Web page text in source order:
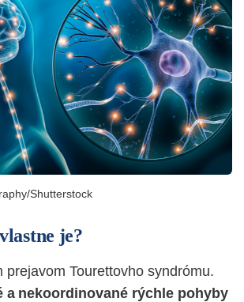
Shutterstock
je?
prejavom Tourettovho syndrómu.
a nekoordinované rýchle pohyby